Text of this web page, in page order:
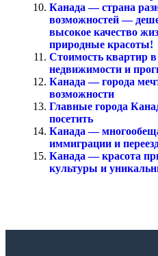
Канада — страна
возможностей —
высокое качество
природные красоты!
Стоимость квартир
недвижимости и
Канада — города
возможности
Главные города
посетить
Канада —
иммиграции и
Канада — красота
культуры и